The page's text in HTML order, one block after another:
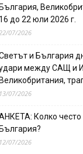
до 22 юли 2026 г.
07/2026
и България
между САЩ и
07/2026
Колко често
07/2026